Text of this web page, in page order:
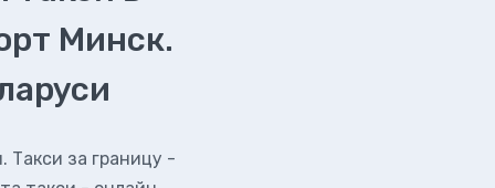
Минск.
Такси за границу -